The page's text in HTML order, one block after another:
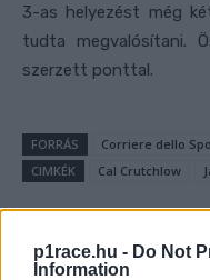
p1race.hu - Do Not
Information
3-as helyezést még
tudta megvalósítani.
szerzett ponttal.
FORRÁS
Corriere dello
CIMKÉK
Cal Crutchlow